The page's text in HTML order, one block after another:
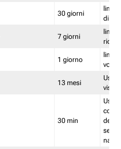
30 giorni
limita
di
7 giorni
limita
1 giorno
limita
13 mesi
30 min